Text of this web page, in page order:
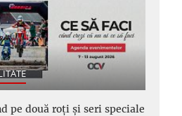
pe două roți și seri speciale